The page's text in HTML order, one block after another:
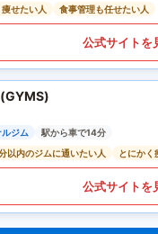
せたい人
食事管理も任せたい人
公式サイトを
ジム
駅から車で14分
以内のジムに通いたい人
とにかく
公式サイトを